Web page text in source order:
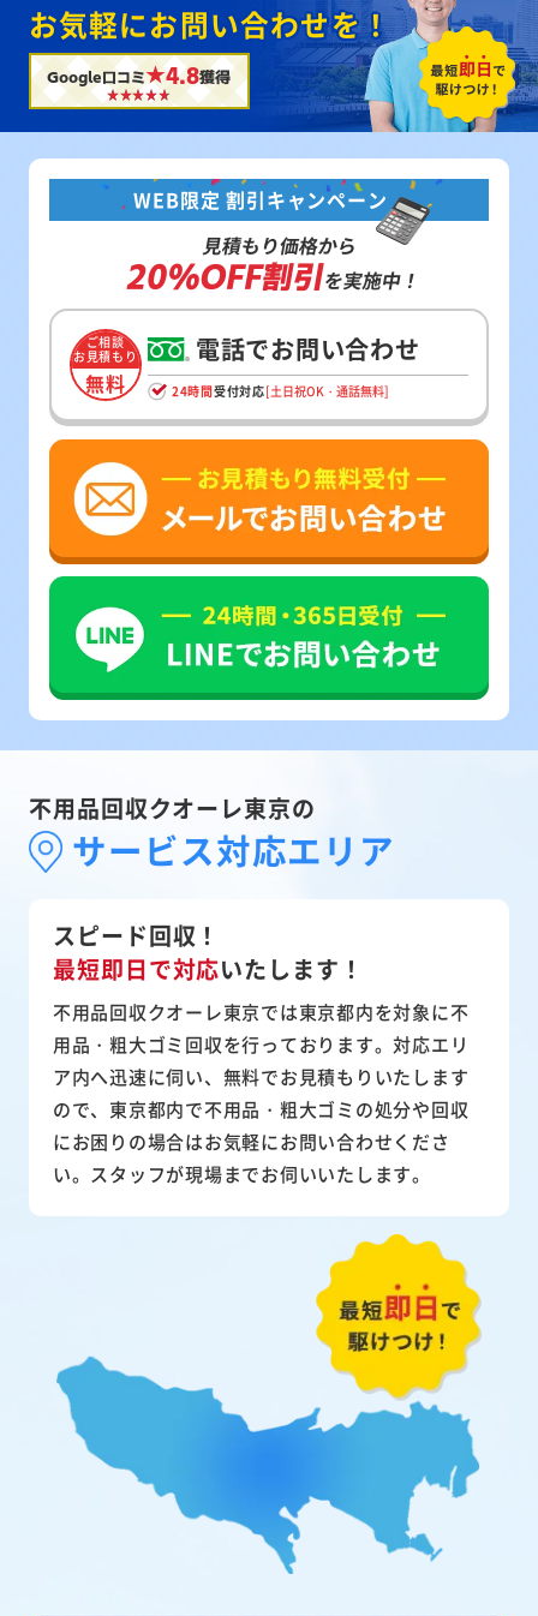
お気軽にお問い合わせを！
Google口コミ★4.8獲得
WEB限定 割引キャンペーン
見積もり価格から
20%OFF割引を実施中！
ご相談
お見積もり
無料
電話でお問い合わせ
24時間受付対応[土日祝OK・通話無料]
不用品回収クオーレ東京の
サービス対応エリア
スピード回収！
最短即日で対応いたします！
不用品回収クオーレ東京では東京都内を対象に不
用品・粗大ゴミ回収を行っております。対応エリ
ア内へ迅速に伺い、無料でお見積もりいたします
ので、東京都内で不用品・粗大ゴミの処分や回収
にお困りの場合はお気軽にお問い合わせくださ
い。スタッフが現場までお伺いいたします。